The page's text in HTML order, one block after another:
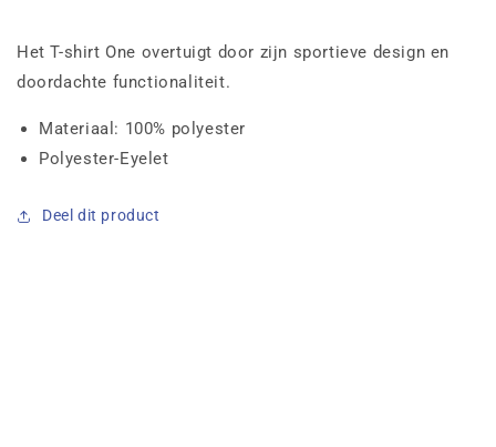
Het T-shirt One overtuigt door zijn sportieve design en
doordachte functionaliteit.
Materiaal: 100% polyester
Polyester-Eyelet
Deel dit product